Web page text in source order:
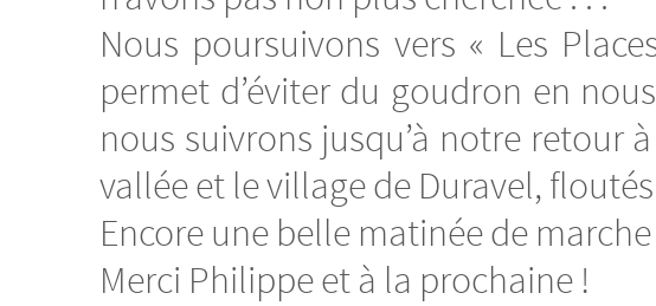
Nous poursuivons vers « Les
permet d’éviter du goudron en
nous suivrons jusqu’à notre retour
vallée et le village de Duravel,
Encore une belle matinée de marche
Merci Philippe et à la prochaine !